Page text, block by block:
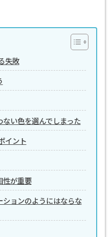
失敗
い色を選んでしまった
イント
性が重要
ョンのようにはならな